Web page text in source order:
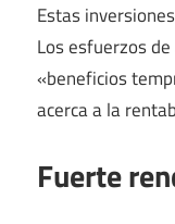
Estas
Los esfuerzos
«beneficios
acerca a la
Fuerte